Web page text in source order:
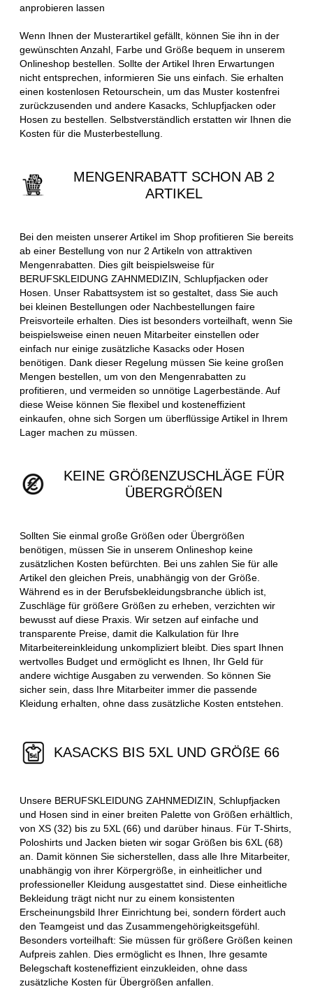
anprobieren lassen
Wenn Ihnen der Musterartikel gefällt, können Sie ihn in der
gewünschten Anzahl, Farbe und Größe bequem in unserem
Onlineshop bestellen. Sollte der Artikel Ihren Erwartungen
nicht entsprechen, informieren Sie uns einfach. Sie erhalten
einen kostenlosen Retourschein, um das Muster kostenfrei
zurückzusenden und andere Kasacks, Schlupfjacken oder
Hosen zu bestellen. Selbstverständlich erstatten wir Ihnen die
Kosten für die Musterbestellung.
MENGENRABATT SCHON AB 2
ARTIKEL
Bei den meisten unserer Artikel im Shop profitieren Sie bereits
ab einer Bestellung von nur 2 Artikeln von attraktiven
Mengenrabatten. Dies gilt beispielsweise für
BERUFSKLEIDUNG ZAHNMEDIZIN, Schlupfjacken oder
Hosen. Unser Rabattsystem ist so gestaltet, dass Sie auch
bei kleinen Bestellungen oder Nachbestellungen faire
Preisvorteile erhalten. Dies ist besonders vorteilhaft, wenn Sie
beispielsweise einen neuen Mitarbeiter einstellen oder
einfach nur einige zusätzliche Kasacks oder Hosen
benötigen. Dank dieser Regelung müssen Sie keine großen
Mengen bestellen, um von den Mengenrabatten zu
profitieren, und vermeiden so unnötige Lagerbestände. Auf
diese Weise können Sie flexibel und kosteneffizient
einkaufen, ohne sich Sorgen um überflüssige Artikel in Ihrem
Lager machen zu müssen.
KEINE GRÖßENZUSCHLÄGE FÜR
ÜBERGRÖßEN
Sollten Sie einmal große Größen oder Übergrößen
benötigen, müssen Sie in unserem Onlineshop keine
zusätzlichen Kosten befürchten. Bei uns zahlen Sie für alle
Artikel den gleichen Preis, unabhängig von der Größe.
Während es in der Berufsbekleidungsbranche üblich ist,
Zuschläge für größere Größen zu erheben, verzichten wir
bewusst auf diese Praxis. Wir setzen auf einfache und
transparente Preise, damit die Kalkulation für Ihre
Mitarbeitereinkleidung unkompliziert bleibt. Dies spart Ihnen
wertvolles Budget und ermöglicht es Ihnen, Ihr Geld für
andere wichtige Ausgaben zu verwenden. So können Sie
sicher sein, dass Ihre Mitarbeiter immer die passende
Kleidung erhalten, ohne dass zusätzliche Kosten entstehen.
KASACKS BIS 5XL UND GRÖßE 66
Unsere BERUFSKLEIDUNG ZAHNMEDIZIN, Schlupfjacken
und Hosen sind in einer breiten Palette von Größen erhältlich,
von XS (32) bis zu 5XL (66) und darüber hinaus. Für T-Shirts,
Poloshirts und Jacken bieten wir sogar Größen bis 6XL (68)
an. Damit können Sie sicherstellen, dass alle Ihre Mitarbeiter,
unabhängig von ihrer Körpergröße, in einheitlicher und
professioneller Kleidung ausgestattet sind. Diese einheitliche
Bekleidung trägt nicht nur zu einem konsistenten
Erscheinungsbild Ihrer Einrichtung bei, sondern fördert auch
den Teamgeist und das Zusammengehörigkeitsgefühl.
Besonders vorteilhaft: Sie müssen für größere Größen keinen
Aufpreis zahlen. Dies ermöglicht es Ihnen, Ihre gesamte
Belegschaft kosteneffizient einzukleiden, ohne dass
zusätzliche Kosten für Übergrößen anfallen.